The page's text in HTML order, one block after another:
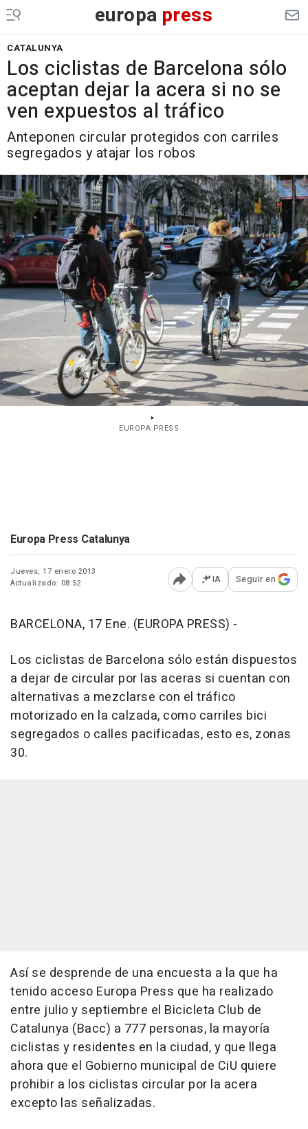
europa press
CATALUNYA
Los ciclistas de Barcelona sólo
aceptan dejar la acera si no se
ven expuestos al tráfico
Anteponen circular protegidos con carriles
segregados y atajar los robos
EUROPA PRESS
Europa Press Catalunya
Jueves, 17 enero 2013
Actualizado: 08:52
Abrir opciones para
IA Seguir en
BARCELONA, 17 Ene. (EUROPA PRESS) -
Los ciclistas de Barcelona sólo están dispuestos
a dejar de circular por las aceras si cuentan con
alternativas a mezclarse con el tráfico
motorizado en la calzada, como carriles bici
segregados o calles pacificadas, esto es, zonas
30.
Así se desprende de una encuesta a la que ha
tenido acceso Europa Press que ha realizado
entre julio y septiembre el Bicicleta Club de
Catalunya (Bacc) a 777 personas, la mayoría
ciclistas y residentes en la ciudad, y que llega
ahora que el Gobierno municipal de CiU quiere
prohibir a los ciclistas circular por la acera
excepto las señalizadas.